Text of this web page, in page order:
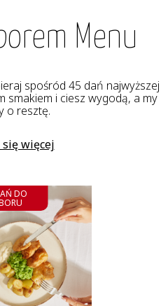
Menu
spośród 45 dań najwyższej
smakiem i ciesz wygodą, a my
o resztę.
więcej
DO